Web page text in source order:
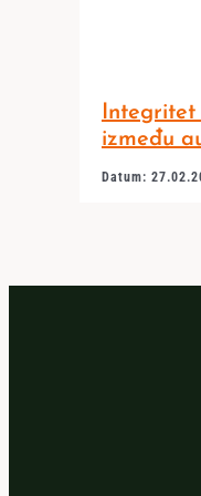
Integritet
između
Datum: